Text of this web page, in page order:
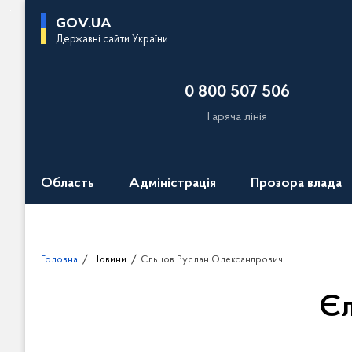
GOV.UA
Державні сайти України
0 800 507 506
Гаряча лінія
Область Адміністрація Прозора влада
Головна Новини Єльцов Руслан Олександрович